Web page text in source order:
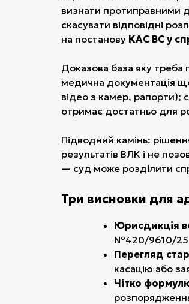
визнати протиправними
скасувати відповідні
на постанову КАС ВС у
Доказова база яку треба
медична документація
відео з камер, рапорти);
отримає достатньо для
Підводний камінь:
результатів ВЛК і не
— суд може розділити
Три висновки для
Юрисдикція
№420/9610/25
Перегляд
касацію або
Чітко